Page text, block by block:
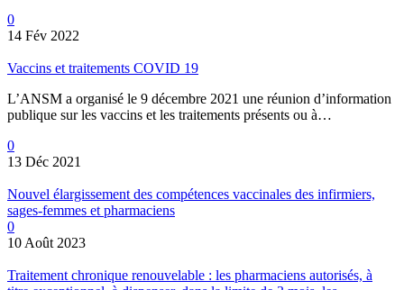
0
14 Fév 2022
Vaccins et traitements COVID 19
L’ANSM a organisé le 9 décembre 2021 une réunion d’information
publique sur les vaccins et les traitements présents ou à…
0
13 Déc 2021
Nouvel élargissement des compétences vaccinales des infirmiers,
sages-femmes et pharmaciens
0
10 Août 2023
Traitement chronique renouvelable : les pharmaciens autorisés, à